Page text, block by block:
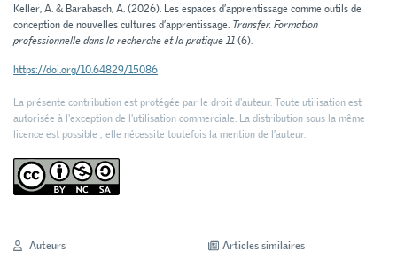
Keller, A. & Barabasch, A. (2026). Les espaces d’apprentissage comme outils de
conception de nouvelles cultures d’apprentissage. Transfer. Formation
professionnelle dans la recherche et la pratique 11(6).
https://doi.org/10.64829/15086
La présente contribution est protégée par le droit d'auteur. Toute utilisation est
autorisée à l'exception de l'utilisation commerciale. La distribution sous la même
licence est possible ; elle nécessite toutefois la mention de l’auteur.
Auteurs Articles similaires